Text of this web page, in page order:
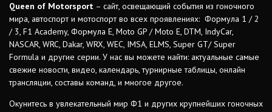
Queen of Motorsport – сайт, освещающий события из гоночного
мира, автоспорт и мотоспорт во всех проявлениях: Формула 1 / 2
/ 3, F1 Academy, Формула Е, Moto GP / Moto E, DTM, IndyCar,
NASCAR, WRC, Dakar, WRX, WEC, IMSA, ELMS, Super GT/ Super
Formula и другие серии. У нас вы можете найти: актуальные самые
свежие новости, видео, календарь, турнирные таблицы, онлайн
трансляции, составы команд, и многое другое.
Окунитесь в увлекательный мир Ф1 и других крупнейших гоночных